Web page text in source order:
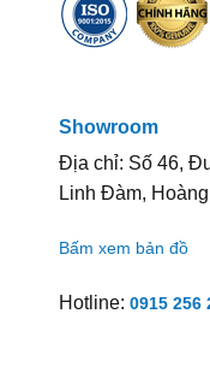
Showroom
Địa chỉ: Số 46,
Linh Đàm,
Bấm xem bản đồ
Hotline: 0915 256